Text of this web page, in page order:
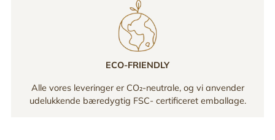
ECO-FRIENDLY
Alle vores leveringer er CO₂-neutrale, og vi anvender
udelukkende bæredygtig FSC- certificeret emballage.